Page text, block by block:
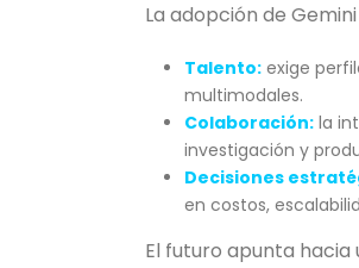
La adopción de
Talento:exige
multimodales.
Colaboración:la
investigación y
Decisiones
en costos,
El futuro apunta